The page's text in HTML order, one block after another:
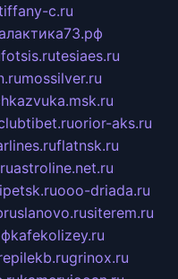
c.ru
fotsis.rutesiaes.ru
mossilver.ru
orior-aks.ru
flatnsk.ru
astroline.net.ru
ooo-driada.ru
siterem.ru
kafekolizey.ru
grinox.ru